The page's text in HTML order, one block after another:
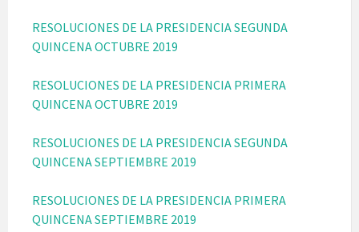
RESOLUCIONES DE LA PRESIDENCIA SEGUNDA
QUINCENA OCTUBRE 2019
RESOLUCIONES DE LA PRESIDENCIA PRIMERA
QUINCENA OCTUBRE 2019
RESOLUCIONES DE LA PRESIDENCIA SEGUNDA
QUINCENA SEPTIEMBRE 2019
RESOLUCIONES DE LA PRESIDENCIA PRIMERA
QUINCENA SEPTIEMBRE 2019